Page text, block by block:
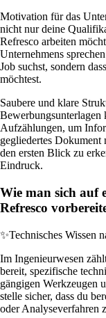
Motivation für das
nicht nur deine
Refresco arbeiten
Unternehmens
Job suchst, sondern
möchtest.
Saubere und klare
Bewerbungsunterlagen
Aufzählungen, um
gegliedertes Dokument
den ersten Blick zu
Eindruck.
Wie man sich auf
Refresco
✨Technisches Wissen
Im Ingenieurwesen
bereit, spezifische
gängigen Werkzeugen
stelle sicher, dass du
oder Analyseverfahren